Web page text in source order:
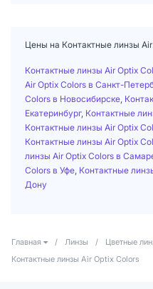
Цены на Контактные линзы Air
Контактные линзы Air Optix
Air Optix Colors в Санкт-
Colors в Новосибирске
Екатеринбург, Контактные
Контактные линзы Air Optix
Контактные линзы Air Optix
линзы Air Optix Colors в
Colors в Уфе Контактные
Дону
Главная / Линзы / Цветные
Контактные линзы Air Optix Colors